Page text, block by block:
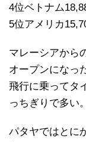
4位ベトナム
5位アメリカ
マレーシアから
オープンになっ
飛行に乗ってタ
っちぎりで多い。
パタヤではとに